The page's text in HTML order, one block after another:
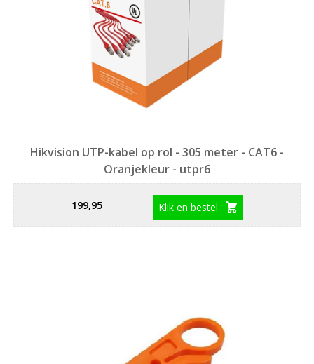
Hikvision UTP-kabel op rol - 305 meter - CAT6 -
Oranjekleur - utpr6
199,95 Klik en bestel